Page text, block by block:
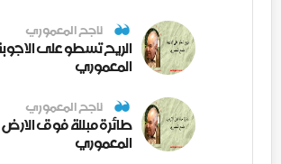
ناجح المعموري
الريح تسطو على
المعموري
ناجح المعموري
طائرة مبللة فوق
المعموري